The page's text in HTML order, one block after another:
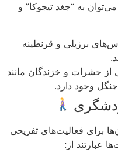
به “جغد تیجوکا” و
برزیلی و قرنطینه
از حشرات و خزندگان مانند
وجود دارد.
برای فعالیت‌های تفریحی
عبارتند از: